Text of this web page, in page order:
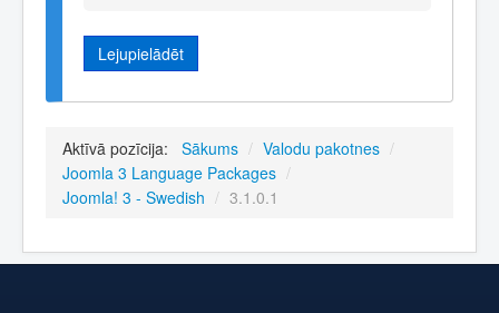
Lejupielādēt
Aktīvā pozīcija: Sākums / Valodu pakotnes /
Joomla 3 Language Packages /
Joomla! 3 - Swedish / 3.1.0.1